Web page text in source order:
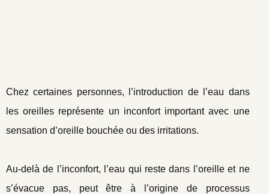
Chez certaines personnes, l’introduction de l’eau dans
les oreilles représente un inconfort important avec une
sensation d’oreille bouchée ou des irritations.
Au-delà de l’inconfort, l’eau qui reste dans l’oreille et ne
s’évacue pas, peut être à l’origine de processus